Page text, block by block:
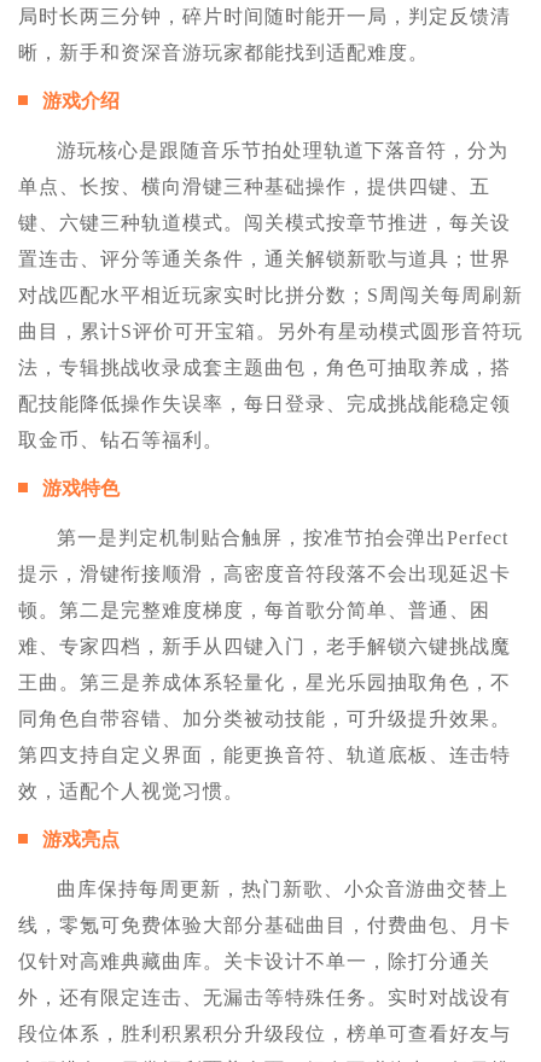
局时长两三分钟，碎片时间随时能开一局，判定反馈清
晰，新手和资深音游玩家都能找到适配难度。
游戏介绍
游玩核心是跟随音乐节拍处理轨道下落音符，分为
单点、长按、横向滑键三种基础操作，提供四键、五
键、六键三种轨道模式。闯关模式按章节推进，每关设
置连击、评分等通关条件，通关解锁新歌与道具；世界
对战匹配水平相近玩家实时比拼分数；S周闯关每周刷新
曲目，累计S评价可开宝箱。另外有星动模式圆形音符玩
法，专辑挑战收录成套主题曲包，角色可抽取养成，搭
配技能降低操作失误率，每日登录、完成挑战能稳定领
取金币、钻石等福利。
游戏特色
第一是判定机制贴合触屏，按准节拍会弹出Perfect
提示，滑键衔接顺滑，高密度音符段落不会出现延迟卡
顿。第二是完整难度梯度，每首歌分简单、普通、困
难、专家四档，新手从四键入门，老手解锁六键挑战魔
王曲。第三是养成体系轻量化，星光乐园抽取角色，不
同角色自带容错、加分类被动技能，可升级提升效果。
第四支持自定义界面，能更换音符、轨道底板、连击特
效，适配个人视觉习惯。
游戏亮点
曲库保持每周更新，热门新歌、小众音游曲交替上
线，零氪可免费体验大部分基础曲目，付费曲包、月卡
仅针对高难典藏曲库。关卡设计不单一，除打分通关
外，还有限定连击、无漏击等特殊任务。实时对战设有
段位体系，胜利积累积分升级段位，榜单可查看好友与